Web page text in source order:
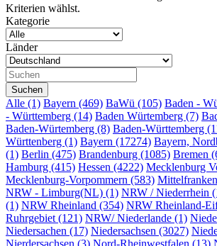
Kriterien wählst.
Kategorie
Länder
Alle (1) Bayern (469) BaWü (105) Baden -
- Württemberg (14) Baden Würtemberg (7)
Baden-Würtemberg (8) Baden-Württemberg
Württenberg (1) Bayern (17274) Bayern,
(1) Berlin (475) Brandenburg (1085) Bremen
Hamburg (415) Hessen (4222) Mecklenburg
Mecklenburg-Vorpommern (583)
NRW - Limburg(NL) (1) NRW / Niederrhein
(1) NRW Rheinland (354) NRW Rheinland-
Ruhrgebiet (121) NRW/ Niederlande (1)
Niedersachen (17) Niedersachsen (3027)
Nierdersachsen (3) Nord-Rheinwestfalen (13)